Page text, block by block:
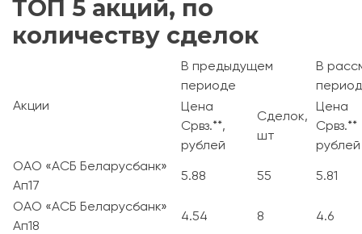
ТОП 5 акций, по
количеству сделок
Акции
В предыдущем
периоде
В
Цена
Срвз.**,
рублей
Сделок,
шт
Цена
Срвз.**
рублей
ОАО «АСБ Беларусбанк»
Ап17
5.88 55
5.81
ОАО «АСБ Беларусбанк»
Ап18
4.54 8
4.6